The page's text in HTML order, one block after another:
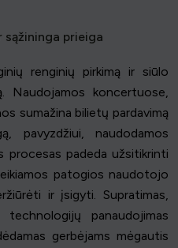
sąžininga prieiga
renginių pirkimą ir siūlo
Naudojamos koncertuose,
sumažina bilietų pardavimą
pavyzdžiui, naudodamos
procesas padeda užsitikrinti
patogios naudotojo
ir įsigyti. Supratimas,
panaudojimas
gerbėjams mėgautis